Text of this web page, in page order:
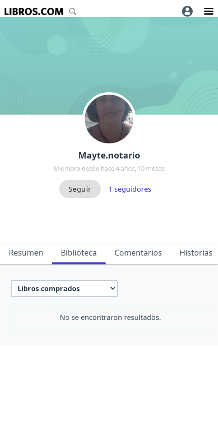
Mayte.notario
Miembro desde hace 4 años, 10 meses
1 seguidores
Resumen Biblioteca Comentarios Historias
No se encontraron resultados.